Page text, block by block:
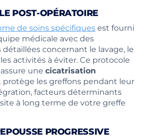
POST-OPÉRATOIRE
de soins spécifiquesest fourni
médicale avec des
concernant le lavage, le
activités à éviter. Ce protocole
une cicatrisation
protège les greffons pendant leur
facteurs déterminants
à long terme de votre greffe
PROGRESSIVE